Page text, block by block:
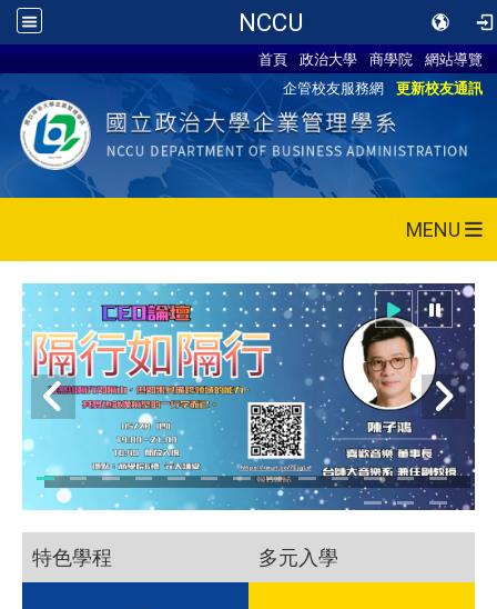
NCCU
首頁 政治大學 商學院
網站導覽
企管校友服務網
更新校友通訊
MENU
115/05/28 CEO論壇活動
特色學程 多元入學